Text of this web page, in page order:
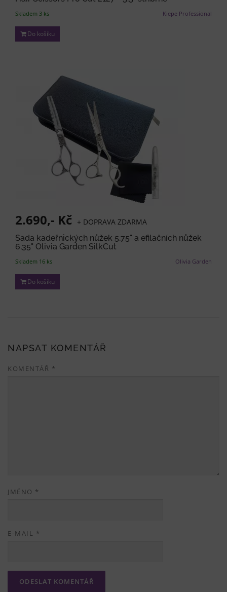
Kiepe Professional
Skladem 3 ks
Do košíku
2.690,- Kč + DOPRAVA ZDARMA
Sada kadeřnických nůžek 5,75" a efilačních nůžek
6,35" Olivia Garden SilkCut
Olivia Garden
Skladem 16 ks
Do košíku
NAPSAT KOMENTÁŘ
KOMENTÁŘ *
JMÉNO *
E-MAIL *